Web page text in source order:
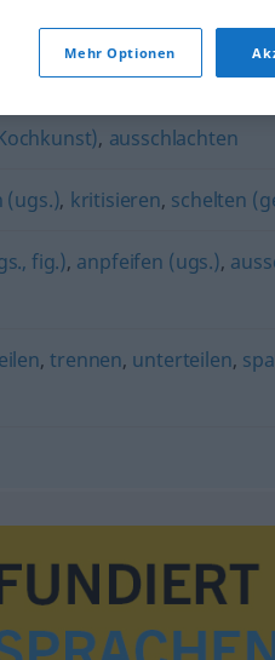
, ausschlachten
(ugs.), kritisieren, schelten
fig.), anpfeifen (ugs.),
,trennen, unterteilen,
Mehr Optionen